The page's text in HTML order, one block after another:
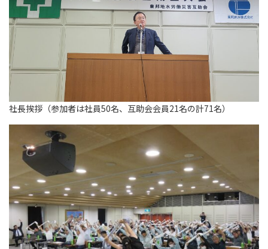
社長挨拶（参加者は社員50名、互助会会員21名の計71名）